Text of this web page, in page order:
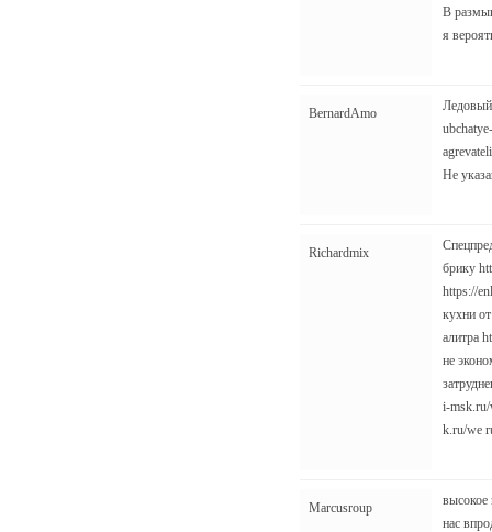
В
я
BernardAmo
Ледовый
Не
Richardmix
брику
https://
кухни
алитра
не
i-msk.ru/
k.ru/we
Marcusroup
высокое
нас